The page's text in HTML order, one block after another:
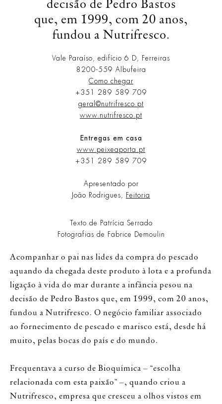
decisão de Pedro Bastos
que, em 1999, com 20 anos,
fundou a Nutrifresco.
Vale Paraíso, edifício 6 D, Ferreiras
8200-559 Albufeira
Como chegar
+351 289 589 709
geral@nutrifresco.pt
www.nutrifresco.pt
Entregas em casa
www.peixeaporta.pt
+351 289 589 709
Apresentado por
João Rodrigues, Feitoria
Texto de Patrícia Serrado
Fotografias de Fabrice Demoulin
Acompanhar o pai nas lides da compra do pescado
aquando da chegada deste produto à lota e a profunda
ligação à vida do mar durante a infância pesou na
decisão de Pedro Bastos que, em 1999, com 20 anos,
fundou a Nutrifresco. O negócio familiar associado
ao fornecimento de pescado e marisco está, desde há
muito, pelas bocas do país e do mundo.
Frequentava a curso de Bioquímica – “escolha
relacionada com esta paixão” –, quando criou a
Nutrifresco, empresa que cresceu a olhos vistos em